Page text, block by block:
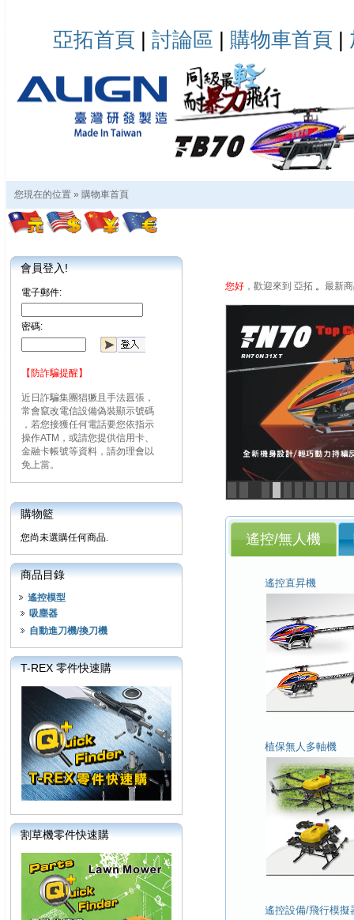
亞拓首頁 | 討論區 | 購物車首頁 |
您現在的位置 » 購物車首頁
會員登入!
電子郵件:
密碼:
【防詐騙提醒】
近日詐騙集團猖獗且手法囂張，
常會竄改電信設備偽裝顯示號碼
，若您接獲任何電話要您依指示
操作ATM，或請您提供信用卡、
金融卡帳號等資料，請勿理會以
免上當。
購物籃
您尚未選購任何商品.
商品目錄
遙控模型
吸塵器
自動進刀機/換刀機
T-REX 零件快速購
割草機零件快速購
您好 ，歡迎來到 亞拓 。 最新
遙控/無人機
遙控直昇機
植保無人多軸機
遙控設備/飛行模擬